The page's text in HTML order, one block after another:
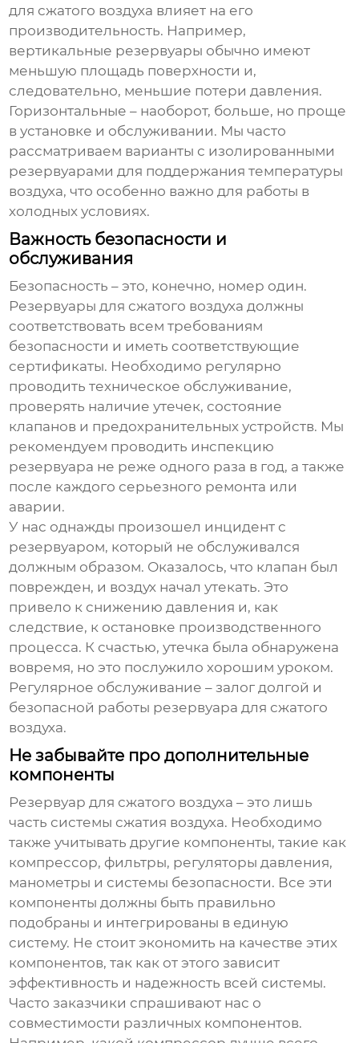
для сжатого воздуха влияет на его
производительность. Например,
вертикальные резервуары обычно имеют
меньшую площадь поверхности и,
следовательно, меньшие потери давления.
Горизонтальные – наоборот, больше, но проще
в установке и обслуживании. Мы часто
рассматриваем варианты с изолированными
резервуарами для поддержания температуры
воздуха, что особенно важно для работы в
холодных условиях.
Важность безопасности и
обслуживания
Безопасность – это, конечно, номер один.
Резервуары для сжатого воздуха должны
соответствовать всем требованиям
безопасности и иметь соответствующие
сертификаты. Необходимо регулярно
проводить техническое обслуживание,
проверять наличие утечек, состояние
клапанов и предохранительных устройств. Мы
рекомендуем проводить инспекцию
резервуара не реже одного раза в год, а также
после каждого серьезного ремонта или
аварии.
У нас однажды произошел инцидент с
резервуаром, который не обслуживался
должным образом. Оказалось, что клапан был
поврежден, и воздух начал утекать. Это
привело к снижению давления и, как
следствие, к остановке производственного
процесса. К счастью, утечка была обнаружена
вовремя, но это послужило хорошим уроком.
Регулярное обслуживание – залог долгой и
безопасной работы резервуара для сжатого
воздуха.
Не забывайте про дополнительные
компоненты
Резервуар для сжатого воздуха – это лишь
часть системы сжатия воздуха. Необходимо
также учитывать другие компоненты, такие как
компрессор, фильтры, регуляторы давления,
манометры и системы безопасности. Все эти
компоненты должны быть правильно
подобраны и интегрированы в единую
систему. Не стоит экономить на качестве этих
компонентов, так как от этого зависит
эффективность и надежность всей системы.
Часто заказчики спрашивают нас о
совместимости различных компонентов.